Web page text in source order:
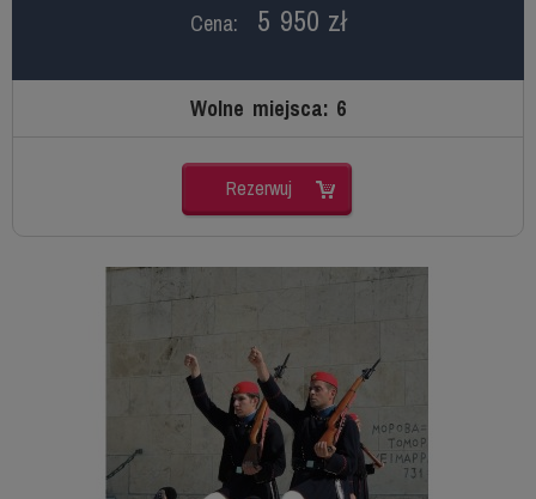
Cena: 5 950 zł
Wolne miejsca: 6
Rezerwuj